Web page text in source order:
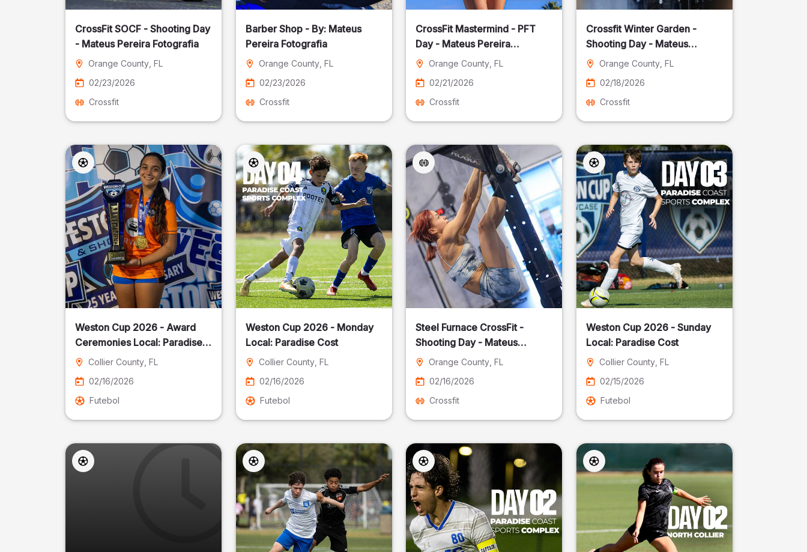
CrossFit SOCF - Shooting Day
- Mateus Pereira Fotografia
Orange County , FL
02/23/2026
Crossfit
Barber Shop - By: Mateus
Pereira Fotografia
Orange County, FL
02/23/2026
Crossfit
CrossFit Mastermind - PFT
Day - Mateus Pereira
Fotografia
Orange County , FL
02/21/2026
Crossfit
Crossfit Winter Garden -
Shooting Day - Mateus
Pereira Fotografia
Orange County, FL
02/18/2026
Crossfit
Weston Cup 2026 - Award
Ceremonies Local: Paradise
CostCollier County , FL
02/16/2026
Futebol
Weston Cup 2026 - Monday
Local: Paradise Cost
Collier County, FL
02/16/2026
Futebol
Steel Furnace CrossFit -
Shooting Day - Mateus
Pereira Fotografia
Orange County , FL
02/16/2026
Crossfit
Weston Cup 2026 - Sunday
Local: Paradise Cost
Collier County, FL
02/15/2026
Futebol